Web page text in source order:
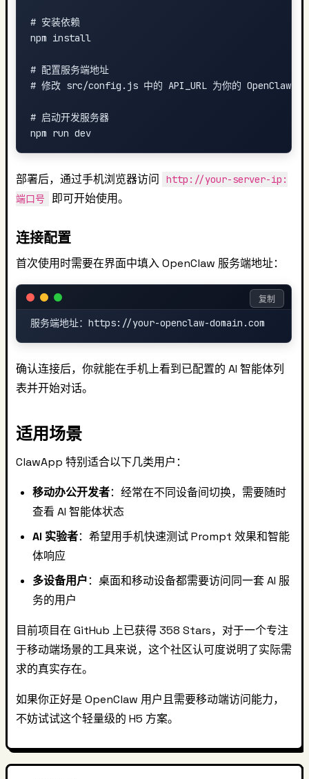
# 安装依赖
npm install
# 配置服务端地址
# 修改 src/config.js 中的 API_URL 为你的 OpenClaw 服
# 启动开发服务器
部署后，通过手机浏览器访问
http://your-server-ip:
端口号
即可开始使用。
连接配置
首次使用时需要在界面中填入 OpenClaw 服务端地址：
复制
确认连接后，你就能在手机上看到已配置的 AI 智能体列
表并开始对话。
适用场景
ClawApp 特别适合以下几类用户：
移动办公开发者：经常在不同设备间切换，需要随时
查看 AI 智能体状态
AI 实验者：希望用手机快速测试 Prompt 效果和智能
体响应
多设备用户：桌面和移动设备都需要访问同一套 AI 服
务的用户
目前项目在 GitHub 上已获得 358 Stars，对于一个专注
于移动端场景的工具来说，这个社区认可度说明了实际需
求的真实存在。
如果你正好是 OpenClaw 用户且需要移动端访问能力，
不妨试试这个轻量级的 H5 方案。